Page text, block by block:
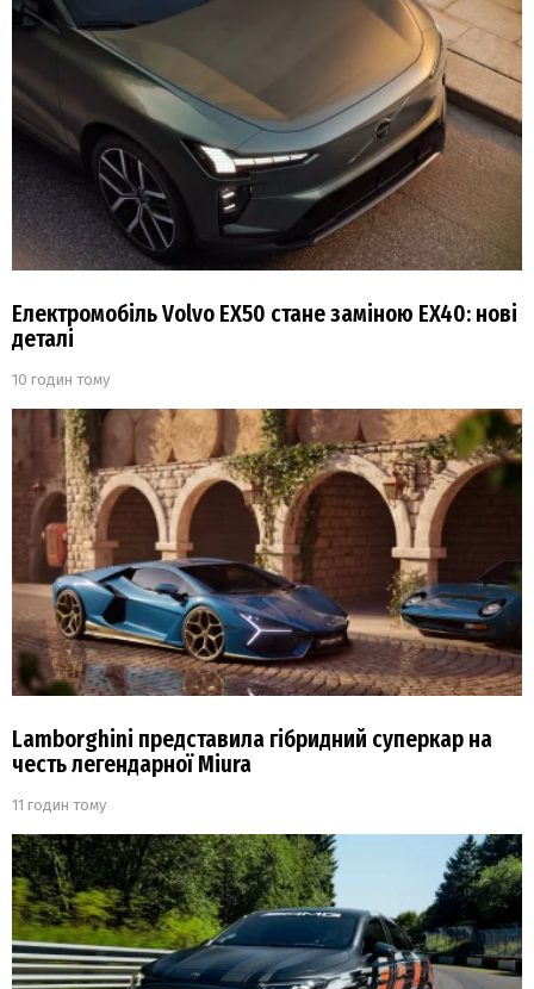
Електромобіль Volvo EX50 стане заміною EX40: нові
деталі
10 годин тому
Lamborghini представила гібридний суперкар на
честь легендарної Miura
11 годин тому